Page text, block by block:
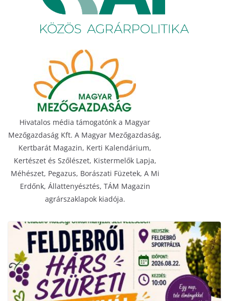
Hivatalos média támogatónk a Magyar
Mezőgazdaság Kft. A Magyar Mezőgazdaság,
Kertbarát Magazin, Kerti Kalendárium,
Kertészet és Szőlészet, Kistermelők Lapja,
Méhészet, Pegazus, Borászati Füzetek, A Mi
Erdőnk, Állattenyésztés, TÁM Magazin
agrárszaklapok kiadója.